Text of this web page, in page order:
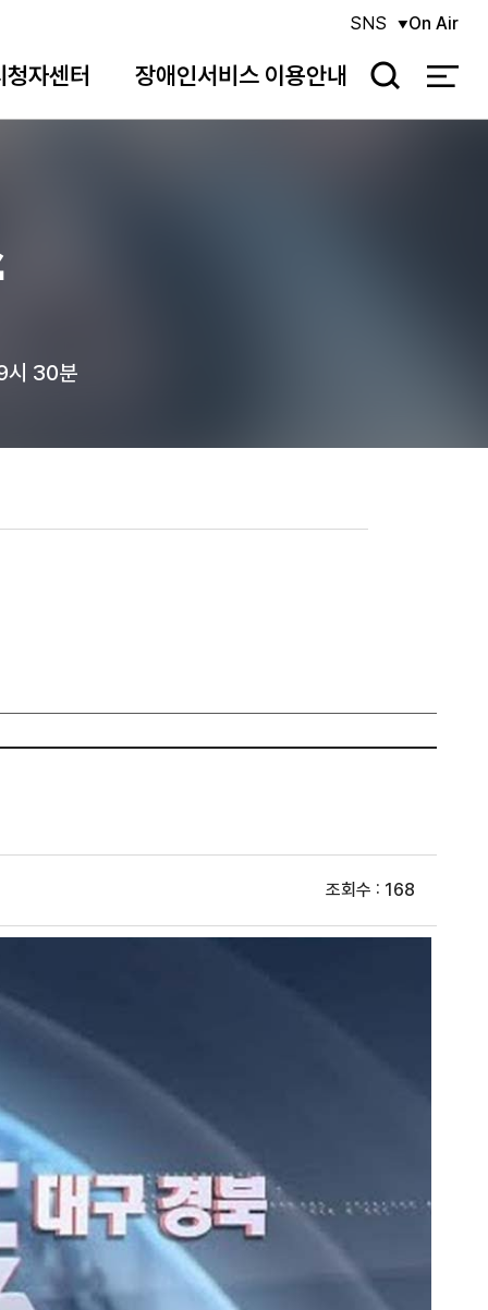
청자센터 장애인서비스 이용안내
SNS On Air
검
시 30분
조회수 : 168